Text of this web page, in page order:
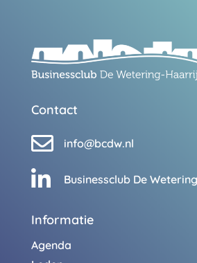
Contact
 info@bcdw.nl
 Businessclub De
Informatie
Agenda